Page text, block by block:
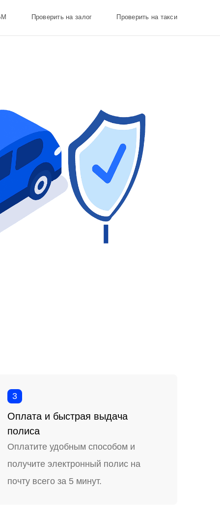
Проверить на залог Проверить на такси
3
Оплата и быстрая выдача
полиса
Оплатите удобным способом и
получите электронный полис на
почту всего за 5 минут.